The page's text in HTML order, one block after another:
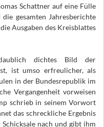
Schattner auf eine Fülle
gesamten Jahresberichte
Ausgaben des Kreisblattes
dichtes Bild der
ist umso erfreulicher, als
in der Bundesrepublik im
Vergangenheit vorweisen
schrieb in seinem Vorwort
das schreckliche Ergebnis
nach und gibt ihm